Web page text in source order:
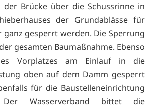
Brücke über die Schussrinne in
der Grundablässe für
ganz gesperrt werden. Die Sperrung
gesamten Baumaßnahme. Ebenso
Vorplatzes am Einlauf in die
oben auf dem Damm gesperrt
für die Baustelleneinrichtung
Wasserverband bittet die